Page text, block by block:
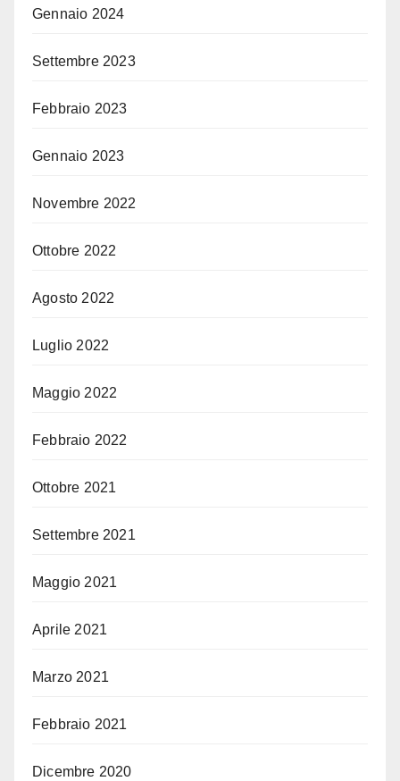
Gennaio 2024
Settembre 2023
Febbraio 2023
Gennaio 2023
Novembre 2022
Ottobre 2022
Agosto 2022
Luglio 2022
Maggio 2022
Febbraio 2022
Ottobre 2021
Settembre 2021
Maggio 2021
Aprile 2021
Marzo 2021
Febbraio 2021
Dicembre 2020